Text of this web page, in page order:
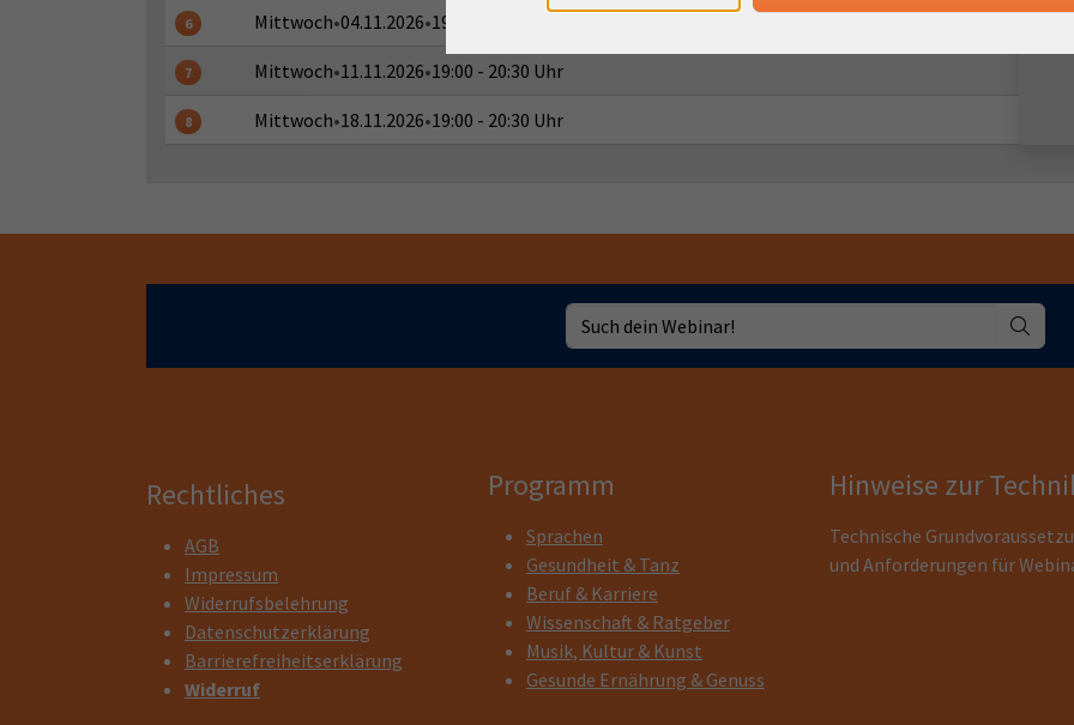
6 Mittwoch•04.11.2026•19:00 - 20:30 Uhr
7 Mittwoch•11.11.2026•19:00 - 20:30 Uhr
8 Mittwoch•18.11.2026•19:00 - 20:30 Uhr
Rechtliches
AGB
Impressum
Widerrufsbelehrung
Datenschutzerklärung
Barrierefreiheitserklärung
Widerruf
Programm
Sprachen
Gesundheit & Tanz
Beruf & Karriere
Wissenschaft & Ratgeber
Musik, Kultur & Kunst
Gesunde Ernährung & Genuss
Hinweise zur
Technische
und Anforderungen für